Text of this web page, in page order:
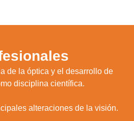
de la óptica y el desarrollo de
disciplina científica.
alteraciones de la visión.